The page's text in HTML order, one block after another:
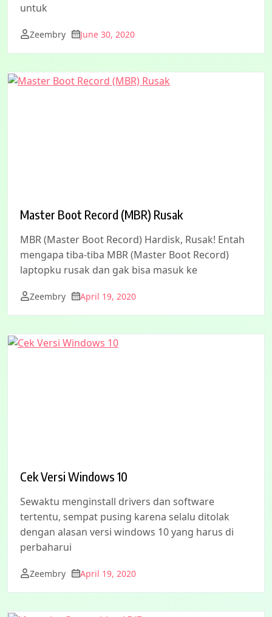
untuk
Zeembry June 30, 2020
Master Boot Record (MBR) Rusak
MBR (Master Boot Record) Hardisk, Rusak! Entah
mengapa tiba-tiba MBR (Master Boot Record)
laptopku rusak dan gak bisa masuk ke
Zeembry April 19, 2020
Cek Versi Windows 10
Sewaktu menginstall drivers dan software
tertentu, sempat pusing karena selalu ditolak
dengan alasan versi windows 10 yang harus di
perbaharui
Zeembry April 19, 2020